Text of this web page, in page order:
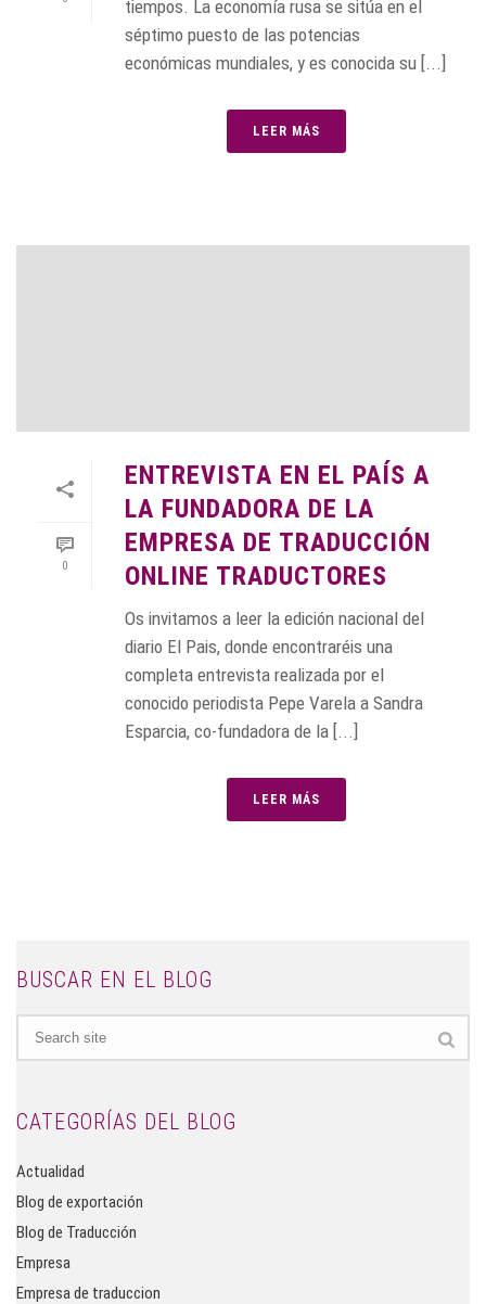
tiempos. La economía rusa se sitúa en el
séptimo puesto de las potencias
económicas mundiales, y es conocida su [...]
LEER MÁS
0
ENTREVISTA EN EL PAÍS A
LA FUNDADORA DE LA
EMPRESA DE TRADUCCIÓN
ONLINE TRADUCTORES
Os invitamos a leer la edición nacional del
diario El Pais, donde encontraréis una
completa entrevista realizada por el
conocido periodista Pepe Varela a Sandra
Esparcia, co-fundadora de la [...]
LEER MÁS
BUSCAR EN EL BLOG
CATEGORÍAS DEL BLOG
Actualidad
Blog de exportación
Blog de Traducción
Empresa
Empresa de traduccion